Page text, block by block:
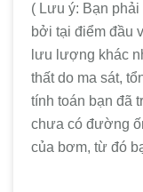
( Lưu ý: Bạn
bởi tại điểm đầu
lưu lượng khác
thất do ma sát,
tính toán bạn đã
chưa có đường
của bơm, từ đó